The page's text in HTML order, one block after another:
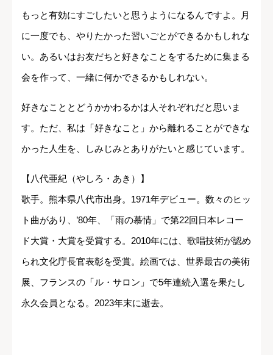
もっと有効にすごしたいと思うようになるんですよ。月
に一度でも、やりたかった習いごとができるかもしれな
い。あるいはお友だちと好きなことをするために集まる
会を作って、一緒に何かできるかもしれない。
好きなこととどうかかわるかは人それぞれだと思いま
す。ただ、私は「好きなこと」から離れることができな
かった人生を、しみじみとありがたいと感じています。
【八代亜紀（やしろ・あき）】
歌手。熊本県八代市出身。1971年デビュー。数々のヒッ
ト曲があり、’80年、「雨の慕情」で第22回日本レコー
ド大賞・大賞を受賞する。2010年には、歌唱技術が認め
られ文化庁長官表彰を受賞。絵画では、世界最古の美術
展、フランスの「ル・サロン」で5年連続入選を果たし
永久会員となる。2023年末に逝去。